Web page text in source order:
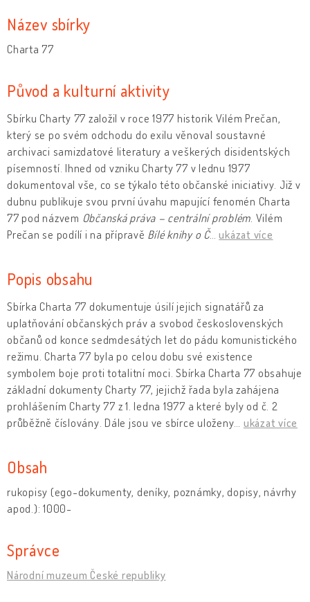
Název sbírky
Charta 77
Původ a kulturní aktivity
Sbírku Charty 77 založil v roce 1977 historik Vilém Prečan,
který se po svém odchodu do exilu věnoval soustavné
archivaci samizdatové literatury a veškerých disidentských
písemností. Ihned od vzniku Charty 77 v lednu 1977
dokumentoval vše, co se týkalo této občanské iniciativy. Již v
dubnu publikuje svou první úvahu mapující fenomén Charta
77 pod názvem Občanská práva – centrální problém . Vilém
Prečan se podílí i na přípravě Bílé knihy o Č…ukázat více
Popis obsahu
Sbírka Charta 77 dokumentuje úsilí jejich signatářů za
uplatňování občanských práv a svobod československých
občanů od konce sedmdesátých let do pádu komunistického
režimu. Charta 77 byla po celou dobu své existence
symbolem boje proti totalitní moci. Sbírka Charta 77 obsahuje
základní dokumenty Charty 77, jejichž řada byla zahájena
prohlášením Charty 77 z 1. ledna 1977 a které byly od č. 2
průběžně číslovány. Dále jsou ve sbírce uloženy
ukázat více
Obsah
rukopisy (ego-dokumenty, deníky, poznámky, dopisy, návrhy
apod.): 1000-
Správce
Národní muzeum České republiky